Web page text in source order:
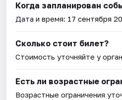
Когда запланирован
Дата и время: 17 сентября
Сколько стоит билет?
Стоимость уточняйте у
Есть ли возрастные
Возрастные ограничения